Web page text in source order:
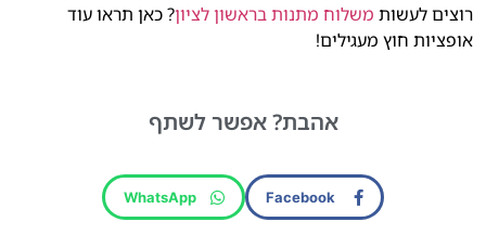
רוצים לעשות משלוח מתנות בראשון לציון? כאן תראו עוד
אופציות חוץ מעגילים!
אהבת? אפשר לשתף
Facebook
WhatsApp